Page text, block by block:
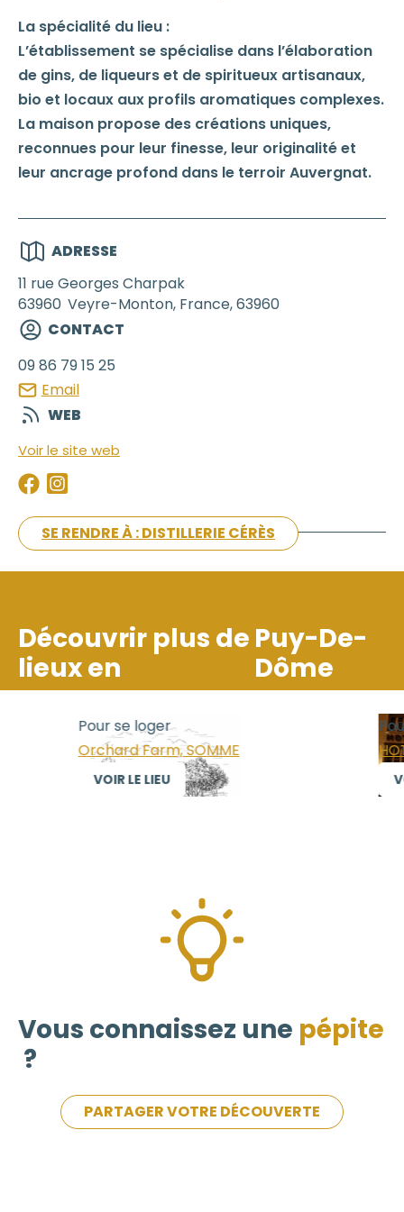
La spécialité du lieu :
L’établissement se spécialise dans l’élaboration
de gins, de liqueurs et de spiritueux artisanaux,
bio et locaux aux profils aromatiques complexes.
La maison propose des créations uniques,
reconnues pour leur finesse, leur originalité et
leur ancrage profond dans le terroir Auvergnat.
ADRESSE
11 rue Georges Charpak
63960 Veyre-Monton, France, 63960
CONTACT
09 86 79 15 25
Email
WEB
Voir le site web
SE RENDRE À : DISTILLERIE CÉRÈS
Découvrir plus de
lieux en
Puy-De-
Dôme
Pour se loger
Orchard Farm, SOMME
VOIR LE LIEU
Pour
Vous connaissez une pépite
?
PARTAGER VOTRE DÉCOUVERTE